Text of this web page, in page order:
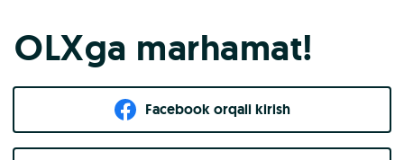
OLXga marhamat!
Facebook orqali kirish​